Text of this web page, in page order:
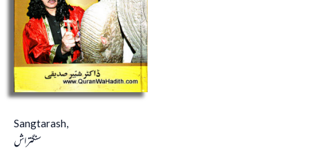
Sangtarash,
سنگتراش